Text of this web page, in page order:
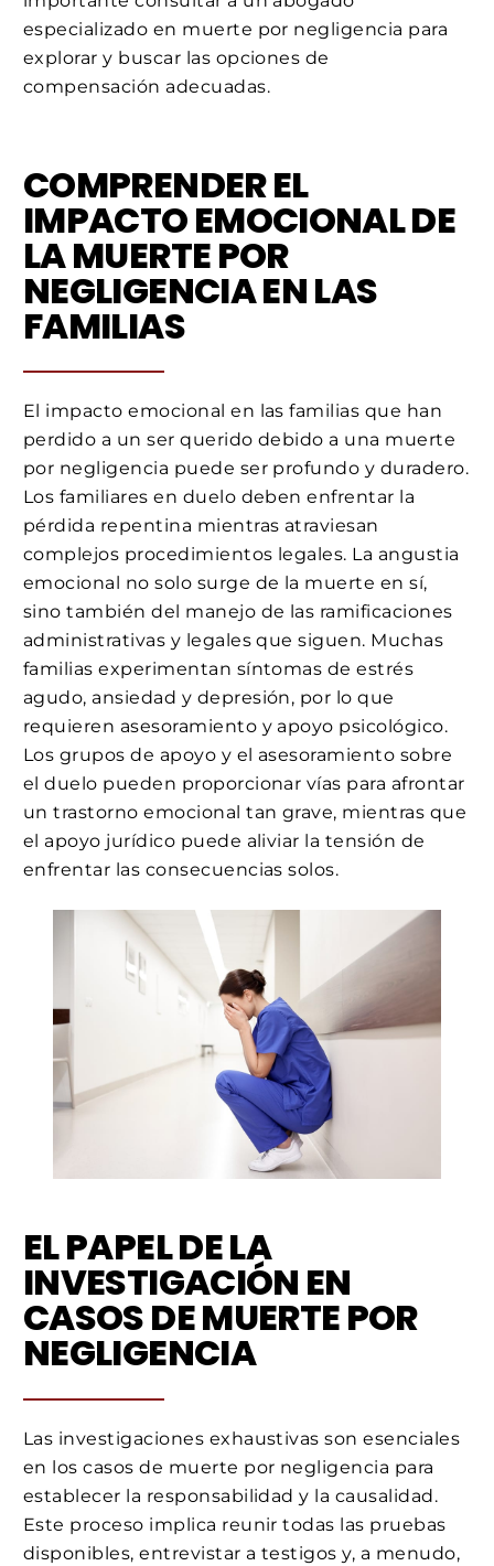
especializado en muerte por negligencia para
explorar y buscar las opciones de
compensación adecuadas.
COMPRENDER EL
IMPACTO EMOCIONAL DE
LA MUERTE POR
NEGLIGENCIA EN LAS
FAMILIAS
El impacto emocional en las familias que han
perdido a un ser querido debido a una muerte
por negligencia puede ser profundo y duradero.
Los familiares en duelo deben enfrentar la
pérdida repentina mientras atraviesan
complejos procedimientos legales. La angustia
emocional no solo surge de la muerte en sí,
sino también del manejo de las ramificaciones
administrativas y legales que siguen. Muchas
familias experimentan síntomas de estrés
agudo, ansiedad y depresión, por lo que
requieren asesoramiento y apoyo psicológico.
Los grupos de apoyo y el asesoramiento sobre
el duelo pueden proporcionar vías para afrontar
un trastorno emocional tan grave, mientras que
el apoyo jurídico puede aliviar la tensión de
enfrentar las consecuencias solos.
EL PAPEL DE LA
INVESTIGACIÓN EN
CASOS DE MUERTE POR
NEGLIGENCIA
Las investigaciones exhaustivas son esenciales
en los casos de muerte por negligencia para
establecer la responsabilidad y la causalidad.
Este proceso implica reunir todas las pruebas
disponibles, entrevistar a testigos y, a menudo,